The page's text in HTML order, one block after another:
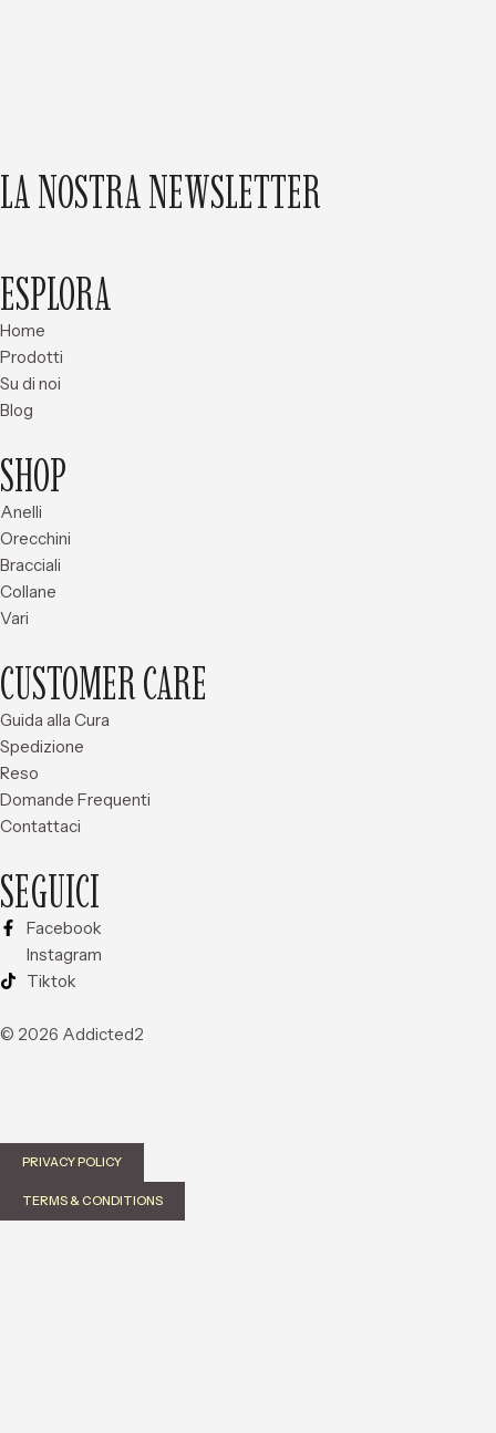
LA NOSTRA NEWSLETTER
ESPLORA
Home
Prodotti
Su di noi
Blog
SHOP
Anelli
Orecchini
Bracciali
Collane
Vari
CUSTOMER CARE
Guida alla Cura
Spedizione
Reso
Domande Frequenti
Contattaci
SEGUICI
Facebook
Instagram
Tiktok
© 2026 Addicted2
PRIVACY POLICY
TERMS & CONDITIONS